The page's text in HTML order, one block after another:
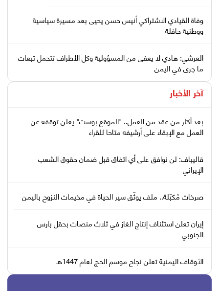
وفاة القيادي الاشتراكي أنيس حسن يحيى بعد مسيرة سياسية
ووطنية حافلة
العرشي: هادي لا يعفى من المسؤولية وكل الأطراف تتحمل تبعات
ما جرى في اليمن
آخر الأخبار
بعد أكثر من عقد من العمل.. "الموقع بوست" يعلن توقفه عن
العمل مع الإبقاء على أرشيفه متاحا للقراء
قاليباف: لن نوافق على أي اتفاق قبل ضمان حقوق الشعب
الإيراني
صرخات مُكبّلة.. ملف يوثّق سير الحياة في مخيمات النزوح باليمن
إيران تعلن استئناف إنتاج الغاز في ثلاث منصات بحقل بارس
الجنوبي
الأوقاف اليمنية تعلن نجاح موسم الحج لعام 1447هـ